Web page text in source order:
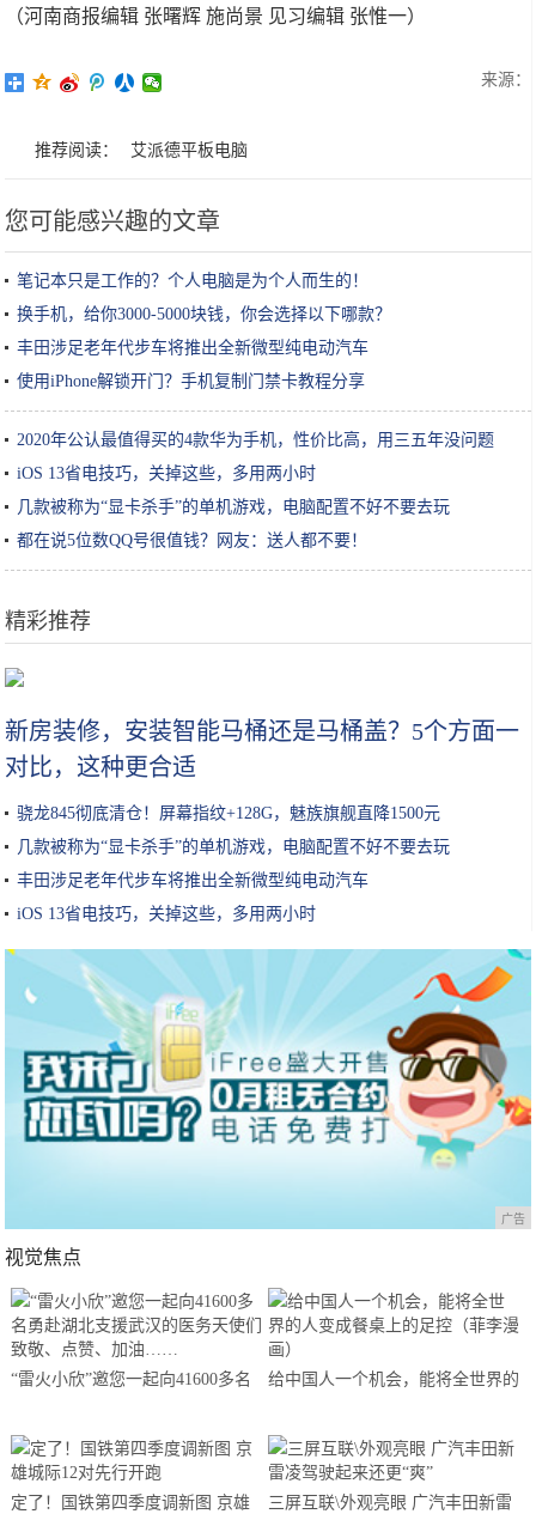
（河南商报编辑 张曙辉 施尚景 见习编辑 张惟一）
来源：
推荐阅读： 艾派德平板电脑
您可能感兴趣的文章
笔记本只是工作的？个人电脑是为个人而生的！
换手机，给你3000-5000块钱，你会选择以下哪款？
丰田涉足老年代步车将推出全新微型纯电动汽车
使用iPhone解锁开门？手机复制门禁卡教程分享
2020年公认最值得买的4款华为手机，性价比高，用三五年没问题
iOS 13省电技巧，关掉这些，多用两小时
几款被称为“显卡杀手”的单机游戏，电脑配置不好不要去玩
都在说5位数QQ号很值钱？网友：送人都不要！
精彩推荐
新房装修，安装智能马桶还是马桶盖？5个方面一
对比，这种更合适
骁龙845彻底清仓！屏幕指纹+128G，魅族旗舰直降1500元
几款被称为“显卡杀手”的单机游戏，电脑配置不好不要去玩
丰田涉足老年代步车将推出全新微型纯电动汽车
iOS 13省电技巧，关掉这些，多用两小时
广告
视觉焦点
“雷火小欣”邀您一起向41600多名
敬、点赞、加油……
给中国人一个机会，能将全世界的
定了！国铁第四季度调新图 京雄
三屏互联\外观亮眼 广汽丰田新雷